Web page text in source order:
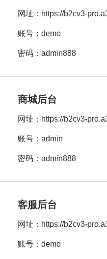
网址： https://b2cv3-
账号：demo
密码：admin888
商城后台
网址： https://b2cv3-
账号：admin
密码：admin888
客服后台
网址： https://b2cv3-
账号：demo